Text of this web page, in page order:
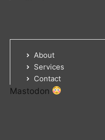
About
Services
Contact
Mastodon